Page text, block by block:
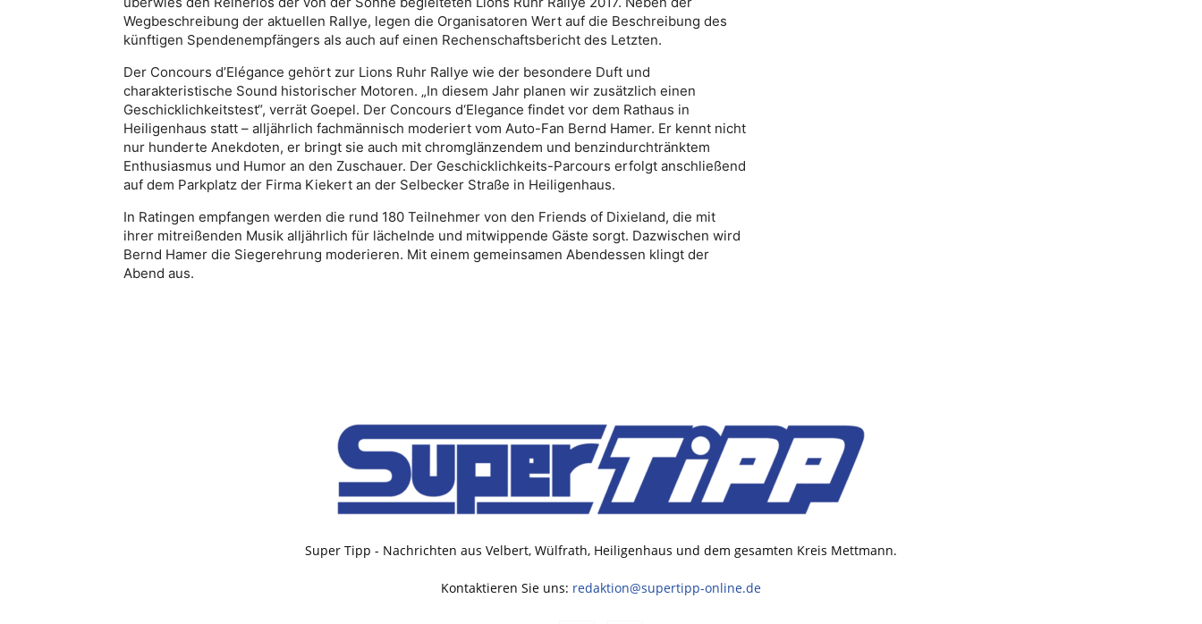
Wegbeschreibung der aktuellen Rallye, legen die Organisatoren Wert auf die Beschreibung des
künftigen Spendenempfängers als auch auf einen Rechenschaftsbericht des Letzten.
Der Concours d’Elégance gehört zur Lions Ruhr Rallye wie der besondere Duft und
charakteristische Sound historischer Motoren. „In diesem Jahr planen wir zusätzlich einen
Geschicklichkeitstest“, verrät Goepel. Der Concours d‘Elegance findet vor dem Rathaus in
Heiligenhaus statt – alljährlich fachmännisch moderiert vom Auto-Fan Bernd Hamer. Er kennt nicht
nur hunderte Anekdoten, er bringt sie auch mit chromglänzendem und benzindurchtränktem
Enthusiasmus und Humor an den Zuschauer. Der Geschicklichkeits-Parcours erfolgt anschließend
auf dem Parkplatz der Firma Kiekert an der Selbecker Straße in Heiligenhaus.
In Ratingen empfangen werden die rund 180 Teilnehmer von den Friends of Dixieland, die mit
ihrer mitreißenden Musik alljährlich für lächelnde und mitwippende Gäste sorgt. Dazwischen wird
Bernd Hamer die Siegerehrung moderieren. Mit einem gemeinsamen Abendessen klingt der
Abend aus.
Super Tipp - Nachrichten aus Velbert, Wülfrath, Heiligenhaus und dem gesamten Kreis Mettmann.
Kontaktieren Sie uns: redaktion@supertipp-online.de